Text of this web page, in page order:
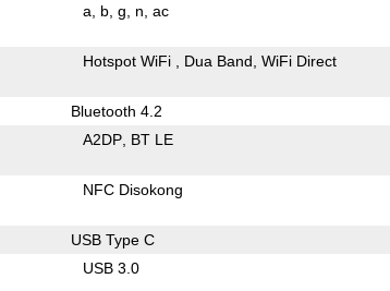
a b g n ac
Hotspot WiFi Dua Band WiFi Direct
Bluetooth 4.2
A2DP BT LE
NFC Disokong
USB Type C
USB 3.0